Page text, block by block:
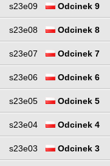
s23e09 Odcinek 9
s23e08 Odcinek 8
s23e07 Odcinek 7
s23e06 Odcinek 6
s23e05 Odcinek 5
s23e04 Odcinek 4
s23e03 Odcinek 3